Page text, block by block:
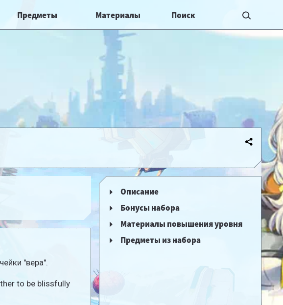
Предметы Материалы
"вера".
to be blissfully
Описание
Бонусы набора
Материалы повышения уровня
Предметы из набора